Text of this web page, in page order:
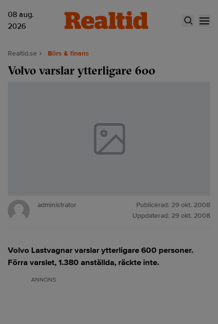
08 aug.
2026
Realtid.se Börs & finans
Volvo varslar ytterligare 600
administrator Publicerad: 29 okt. 2008
Uppdaterad: 29 okt. 2008
Volvo Lastvagnar varslar ytterligare 600 personer.
Förra varslet, 1.380 anställda, räckte inte.
ANNONS